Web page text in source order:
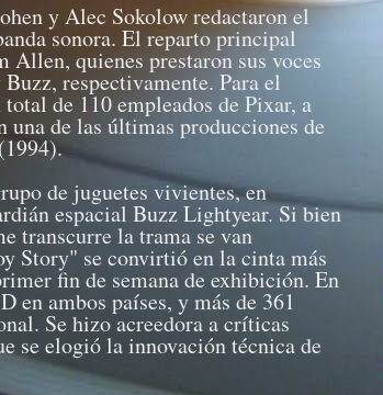
y Alec Sokolow redactaron el
sonora. El reparto principal
quienes prestaron sus voces
respectivamente. Para el
de 110 empleados de Pixar, a
de las últimas producciones de
de juguetes vivientes, en
espacial Buzz Lightyear. Si bien
transcurre la trama se van
Story" se convirtió en la cinta más
fin de semana de exhibición. En
en ambos países, y más de 361
Se hizo acreedora a críticas
se elogió la innovación técnica de